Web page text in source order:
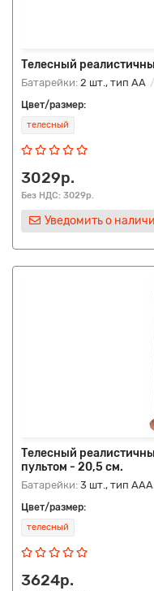
Телесный
Батарейки: 2 шт., тип AA
Цвет/размер:
телесный
3029р.
Без НДС: 3029р.
Уведомить о
Телесный
пультом - 20,5 см.
Батарейки: 3 шт., тип AAA
Цвет/размер:
телесный
3624р.